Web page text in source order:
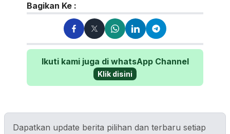
Bagikan Ke :
Ikuti kami juga di whatsApp Channel
Klik disini
Dapatkan update berita pilihan dan terbaru setiap